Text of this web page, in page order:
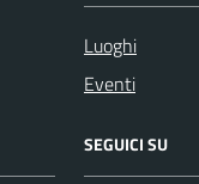
Luoghi
Eventi
SEGUICI SU